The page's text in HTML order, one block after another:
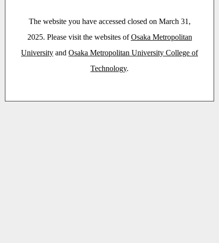
The website you have accessed closed on March 31,
2025. Please visit the websites ofOsaka Metropolitan
University and Osaka Metropolitan University College of
Technology.